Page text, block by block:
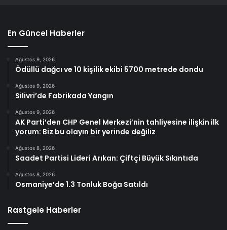
En Güncel Haberler
Ağustos 9, 2026
Ödüllü dağcı ve 10 kişilik ekibi 5700 metrede dondu
Ağustos 9, 2026
Silivri’de Fabrikada Yangın
Ağustos 9, 2026
AK Parti’den CHP Genel Merkezi’nin tahliyesine ilişkin ilk
yorum: Biz bu olayın bir yerinde değiliz
Ağustos 8, 2026
Saadet Partisi Lideri Arıkan: Çiftçi Büyük Sıkıntıda
Ağustos 8, 2026
Osmaniye’de 1.3 Tonluk Boğa Satıldı
Rastgele Haberler